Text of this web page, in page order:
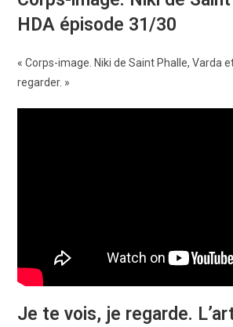
HDA épisode 31/30
« Corps-image. Niki de Saint Phalle, Varda
regarder. »
Je te vois, je regarde.